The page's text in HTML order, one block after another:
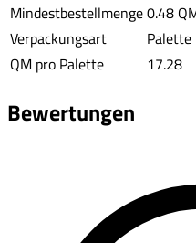
Mindestbestellmenge0.48
Verpackungsart
Palette
QM pro Palette
17.28
Bewertungen